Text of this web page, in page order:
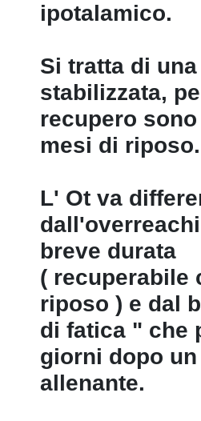
ipotalamico.
Si tratta di
stabilizzata,
recupero
mesi di riposo.
L' Ot va
breve durata
( recuperabile
riposo ) e dal
di fatica " che
giorni dopo
allenante.